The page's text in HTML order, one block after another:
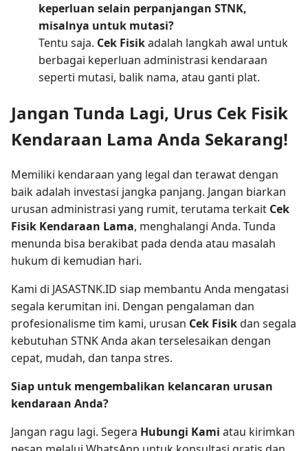
keperluan selain perpanjangan STNK,
misalnya untuk mutasi?
Tentu saja. Cek Fisikadalah langkah awal untuk
berbagai keperluan administrasi kendaraan
seperti mutasi, balik nama, atau ganti plat.
Jangan Tunda Lagi, Urus Cek Fisik
Kendaraan Lama Anda Sekarang!
Memiliki kendaraan yang legal dan terawat dengan
baik adalah investasi jangka panjang. Jangan biarkan
urusan administrasi yang rumit, terutama terkait Cek
Fisik Kendaraan Lama, menghalangi Anda. Tunda
menunda bisa berakibat pada denda atau masalah
hukum di kemudian hari.
Kami di JASASTNK.ID siap membantu Anda mengatasi
segala kerumitan ini. Dengan pengalaman dan
profesionalisme tim kami, urusan Cek Fisikdan segala
kebutuhan STNK Anda akan terselesaikan dengan
cepat, mudah, dan tanpa stres.
Siap untuk mengembalikan kelancaran urusan
kendaraan Anda?
Jangan ragu lagi. Segera Hubungi Kami atau kirimkan